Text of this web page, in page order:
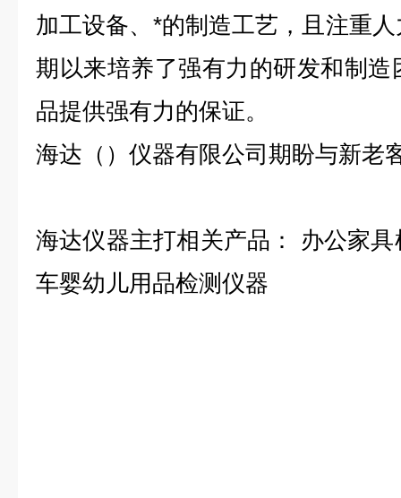
加工设备、*的制造工艺，且注重
期以来培养了强有力的研发和制
品提供强有力的保证。
海达（）仪器有限公司期盼与新老
海达仪器主打相关产品：
办公家
车婴幼儿用品检测仪器